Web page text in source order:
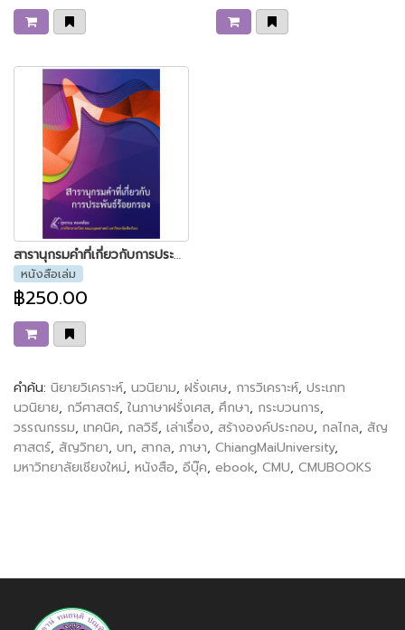
สารานุกรมคำที่เกี่ยวกับการประพันธ์ร้อยกรอง
หนังสือเล่ม
฿250.00
คำค้น: นิยายวิเคราะห์, นวนิยาม, ฝรั่งเศษ, การวิเคราะห์, ประเภท
นวนิยาย, กวีศาสตร์,ในภาษาฝรั่งเศส, ศึกษา, กระบวนการ,
วรรณกรรม, เทคนิค, กลวิธี, เล่าเรื่อง, สร้างองค์ประกอบ, กลไกล, สัญ
ศาสตร์, สัญวิทยา, บท, สากล, ภาษา, ChiangMaiUniversity,
มหาวิทยาลัยเชียงใหม่, หนังสือ, อีบุ๊ค, ebook, CMU, CMUBOOKS